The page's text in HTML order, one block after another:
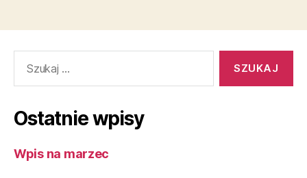
Ostatnie wpisy
Wpis na marzec